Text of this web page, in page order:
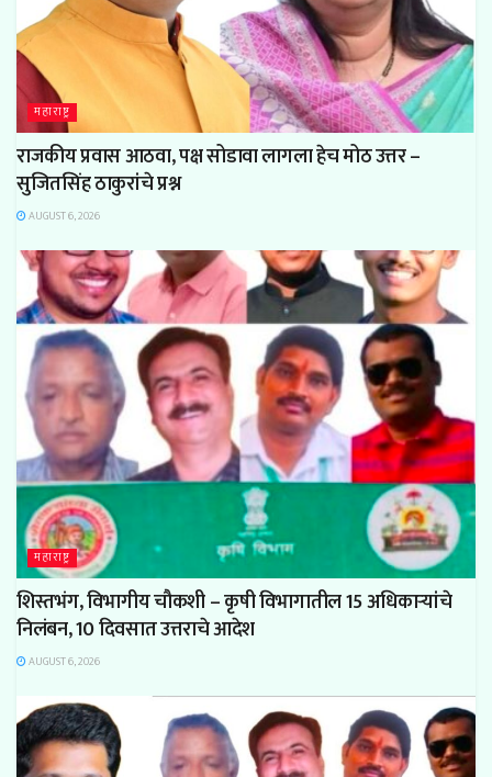
महाराष्ट्र
राजकीय प्रवास आठवा, पक्ष सोडावा लागला हेच मोठ उत्तर –
सुजितसिंह ठाकुरांचे प्रश्न
AUGUST 6, 2026
महाराष्ट्र
शिस्तभंग, विभागीय चौकशी – कृषी विभागातील 15 अधिकाऱ्यांचे
निलंबन, 10 दिवसात उत्तराचे आदेश
AUGUST 6, 2026